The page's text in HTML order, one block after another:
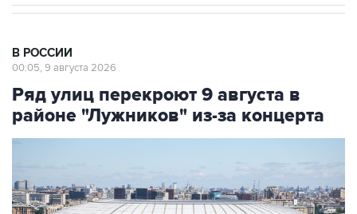
В РОССИИ
00:05, 9 августа 2026
Ряд улиц перекроют 9 августа в
районе "Лужников" из-за концерта